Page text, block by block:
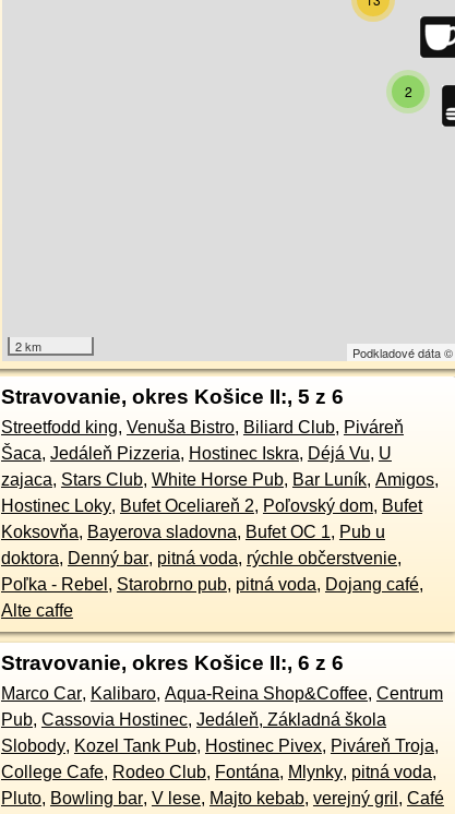
2
2 km Podkladové dáta
Stravovanie, okres Košice II:, 5 z 6
Streetfodd king, Venuša Bistro, Biliard Club, Piváreň
Šaca, Jedáleň Pizzeria, Hostinec Iskra, Déjá Vu, U
zajaca, Stars Club, White Horse Pub, Bar Luník, Amigos,
Hostinec Loky, Bufet Oceliareň 2, Poľovský dom, Bufet
Koksovňa, Bayerova sladovna, Bufet OC 1, Pub u
doktora, Denný bar, pitná voda, rýchle občerstvenie,
Poľka - Rebel , Starobrno pub, pitná voda, Dojang café,
Alte caffe
Stravovanie, okres Košice II:, 6 z 6
Marco Car, Kalibaro, Aqua-Reina Shop&Coffee, Centrum
Pub, Cassovia Hostinec, Jedáleň, Základná škola
Slobody, Kozel Tank Pub, Hostinec Pivex, Piváreň Troja,
College Cafe, Rodeo Club, Fontána, Mlynky, pitná voda,
Pluto, Bowling bar, V lese, Majto kebab, verejný gril , Café